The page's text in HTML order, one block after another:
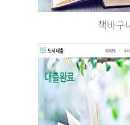
책바구